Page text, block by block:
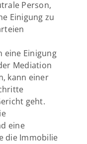
Person,
Einigung zu
eine Einigung
Mediation
kann einer
geht.
eine
die Immobilie